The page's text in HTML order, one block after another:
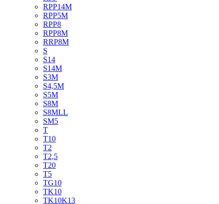
RPP14M
RPP5M
RPP8
RPP8M
RRP8M
S
S14
S14M
S3M
S4,5M
S5M
S8M
S8MLL
SM5
T
T10
T2
T2,5
T20
T5
TG10
TK10
TK10K13